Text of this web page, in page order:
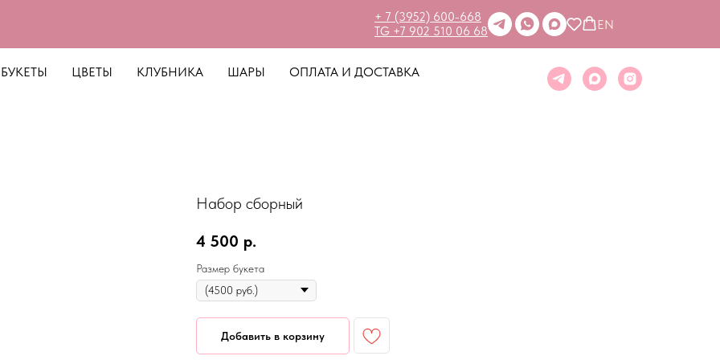
+ 7 (3952) 600-668
TG +7 902 510 06 68
EN
БУКЕТЫ ЦВЕТЫ КЛУБНИКА ШАРЫ ОПЛАТА И ДОСТАВКА
Набор сборный
4 500 р.
Размер букета
Добавить в корзину